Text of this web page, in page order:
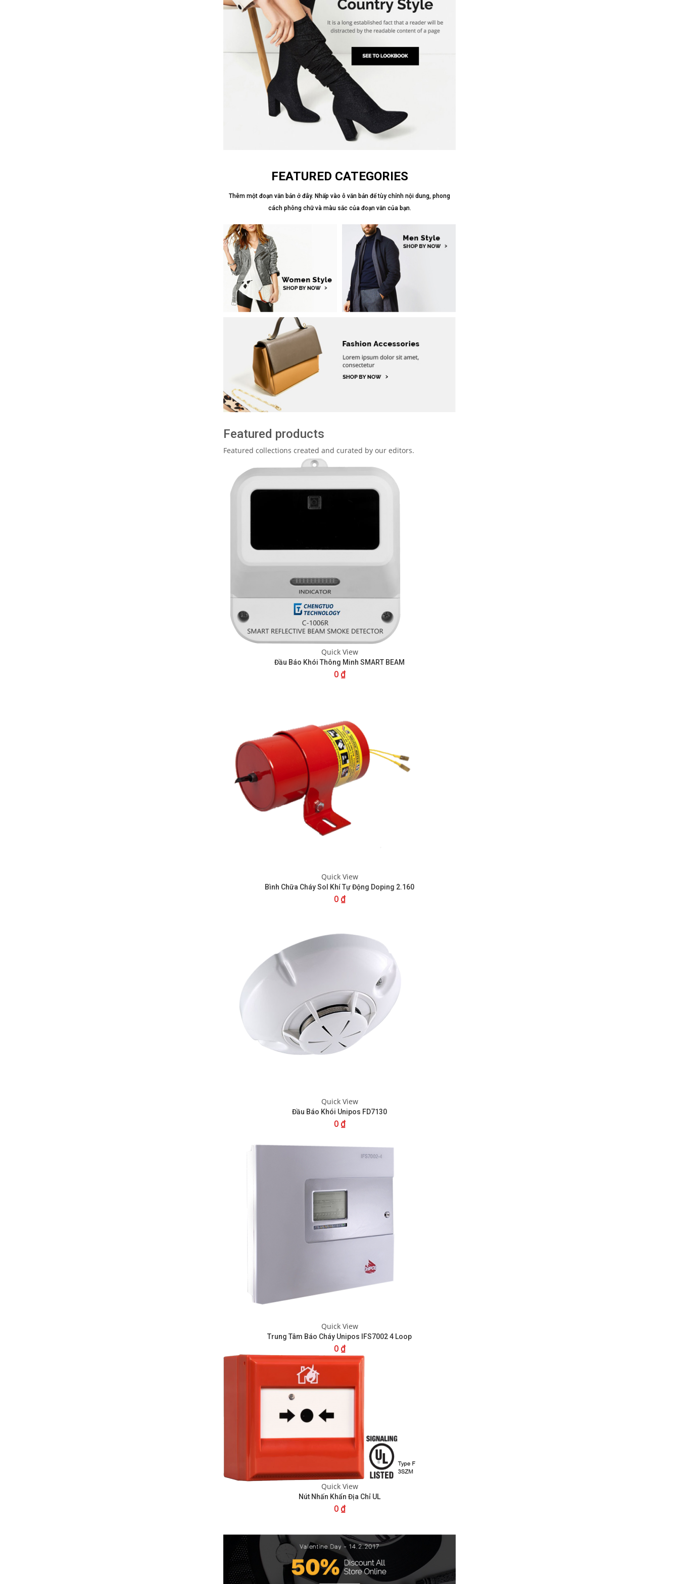
FEATURED CATEGORIES
Thêm một đoạn văn bản ở đây. Nhấp vào ô văn bản để tùy chỉnh nội dung, phong
cách phông chữ và màu sắc của đoạn văn của bạn.
Featured products
Featured collections created and curated by our editors.
Quick View
Đầu Báo Khói Thông Minh SMART BEAM
0 ₫
Quick View
Bình Chữa Cháy Sol Khí Tự Động Doping 2.160
0 ₫
Quick View
Đầu Báo Khói Unipos FD7130
0 ₫
Quick View
Trung Tâm Báo Cháy Unipos IFS7002 4 Loop
0 ₫
Quick View
Nút Nhấn Khẩn Địa Chỉ UL
0 ₫